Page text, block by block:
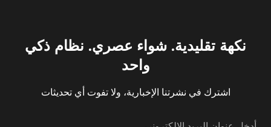
نكهة تقليدية. شواء عصري. نظام ذكي
واحد
اشترك في نشرتنا الإخبارية، ولا تفوت أي تحديثات